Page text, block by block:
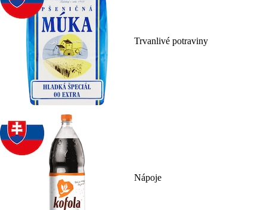
Trvanlivé potraviny
Nápoje